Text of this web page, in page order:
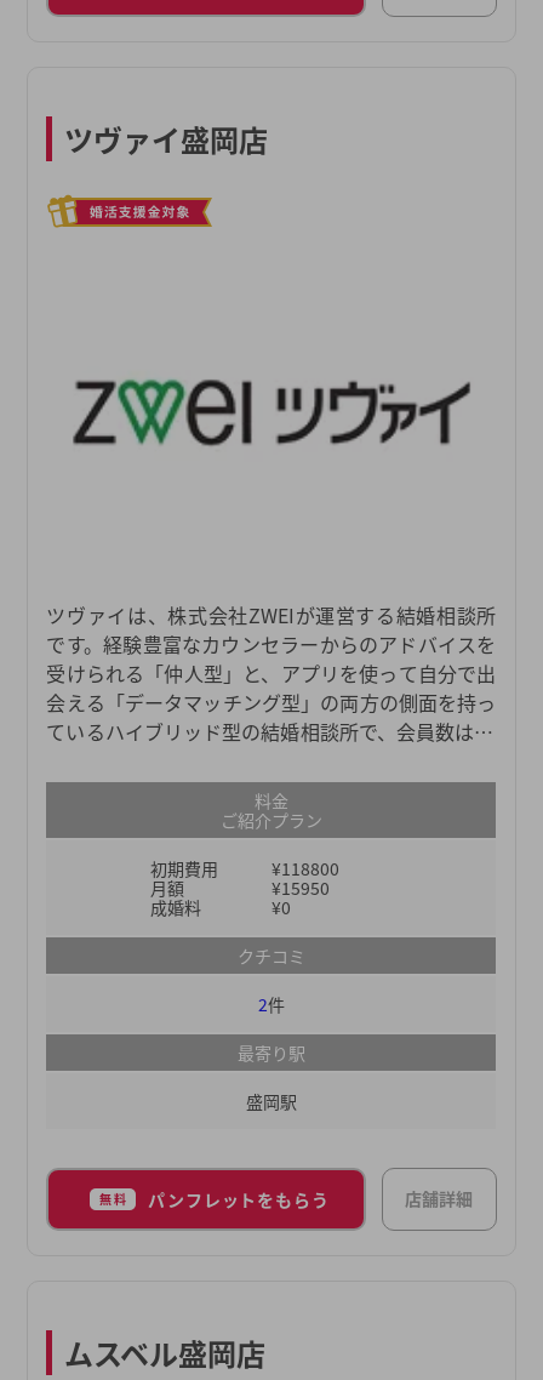
ツヴァイ盛岡店
ツヴァイは、株式会社ZWEIが運営する結婚相談所
です。経験豊富なカウンセラーからのアドバイスを
受けられる「仲人型」と、アプリを使って自分で出
会える「データマッチング型」の両方の側面を持っ
ているハイブリッド型の結婚相談所で、会員数は11
婚相談所のなかでも料金体系がリーズナブルで、日
本全国に51店舗もあるため、どこの地域にお住まい
の方でも気軽にご利用いただけます。個人情報の管
理も徹底しているので、安全面を優先したい方にも
おすすめです。多くの会員のなかから、自分に合っ
た結婚相手を探してみてください。
料金
ご紹介プラン
初期費用
¥118800
月額
¥15950
成婚料
¥0
クチコミ
2件
最寄り駅
盛岡駅
無料 パンフレットをもらう 店舗詳細
ムスベル盛岡店